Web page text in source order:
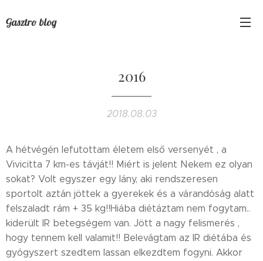
Gasztro blog
2016
2018.08.03
A hétvégén lefutottam életem első versenyét , a
Vivicitta 7 km-es távját!! Miért is jelent Nekem ez olyan
sokat? Volt egyszer egy lány, aki rendszeresen
sportolt aztán jöttek a gyerekek és a várandóság alatt
felszaladt rám + 35 kg!!Hiába diétáztam nem fogytam..
kiderült IR betegségem van. Jött a nagy felismerés ,
hogy tennem kell valamit!! Belevágtam az IR diétába és
gyógyszert szedtem lassan elkezdtem fogyni. Akkor